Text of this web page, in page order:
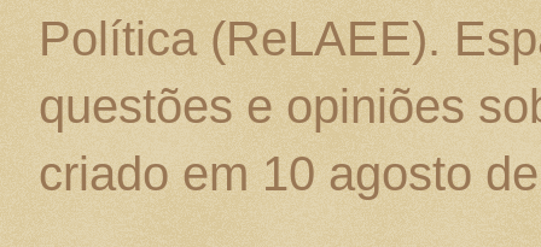
Política (ReLAEE).
questões e opiniões
criado em 10 agosto